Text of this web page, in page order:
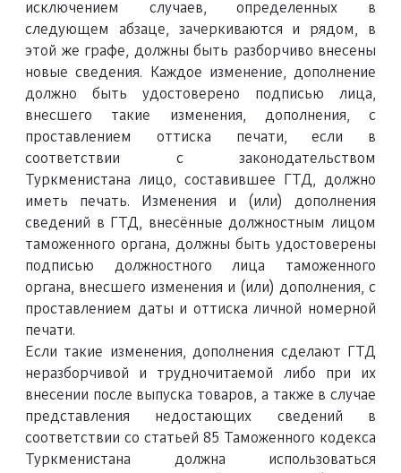
исключением случаев, определенных в
следующем абзаце, зачеркиваются и рядом, в
этой же графе, должны быть разборчиво внесены
новые сведения. Каждое изменение, дополнение
должно быть удостоверено подписью лица,
внесшего такие изменения, дополнения, с
проставлением оттиска печати, если в
соответствии с законодательством
Туркменистана лицо, составившее ГТД, должно
иметь печать. Изменения и (или) дополнения
сведений в ГТД, внесённые должностным лицом
таможенного органа, должны быть удостоверены
подписью должностного лица таможенного
органа, внесшего изменения и (или) дополнения, с
проставлением даты и оттиска личной номерной
печати.
Если такие изменения, дополнения сделают ГТД
неразборчивой и трудночитаемой либо при их
внесении после выпуска товаров, а также в случае
представления недостающих сведений в
соответствии со статьей 85 Таможенного кодекса
Туркменистана должна использоваться